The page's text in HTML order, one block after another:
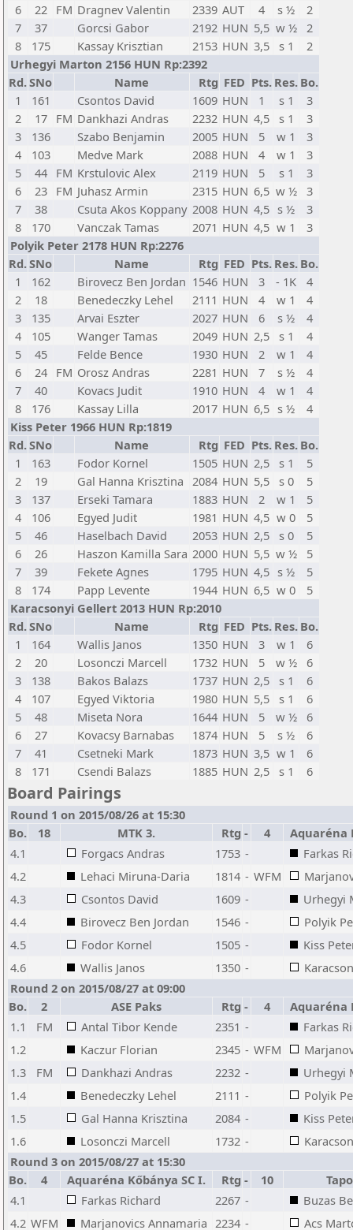
6
22 FM Dragnev Valentin 2339 AUT 4 s ½
2
7
37 Gorcsi Gabor 2192 HUN 5,5 w ½ 2
8
175 Kassay Krisztian 2153 HUN 3,5 s 1
2
Urhegyi Marton 2156 HUN Rp:2392
Rd.SNo Name Rtg FED Pts. Res. Bo.
1
161 Csontos David 1609 HUN 1 s 1
3
2
17 FM Dankhazi Andras 2232 HUN 4,5 s 1
3
3
136 Szabo Benjamin 2005 HUN 5 w 1
3
4
103 Medve Mark 2088 HUN 4 w 1
3
5
44 FM Krstulovic Alex 2119 HUN 5 s 1
3
6
23 FM Juhasz Armin 2315 HUN 6,5 w ½ 3
7
38 Csuta Akos Koppany 2008 HUN 4,5 s ½
3
8
170 Vanczak Tamas 2071 HUN 4,5 w 1
3
Polyik Peter 2178 HUN Rp:2276
Rd.SNo Name Rtg FED Pts. Res. Bo.
1
162 Birovecz Ben Jordan 1546 HUN 3 - 1K
4
2
18 Benedeczky Lehel 2111 HUN 4 w 1
4
3
135 Arvai Eszter 2027 HUN 6 s ½
4
4
105 Wanger Tamas 2049 HUN 2,5 s 1
4
5
45 Felde Bence 1930 HUN 2 w 1
4
6
24 FM Orosz Andras 2281 HUN 7 s ½
4
7
40 Kovacs Judit 1910 HUN 4 w 1
4
8
176 Kassay Lilla 2017 HUN 6,5 s ½
4
Kiss Peter 1966 HUN Rp:1819
Rd.SNo Name Rtg FED Pts. Res. Bo.
1
163 Fodor Kornel 1505 HUN 2,5 s 1
5
2
19 Gal Hanna Krisztina 2084 HUN 5,5 s 0
5
3
137 Erseki Tamara 1883 HUN 2 w 1
5
4
106 Egyed Judit 1981 HUN 4,5 w 0
5
5
46 Haselbach David 2053 HUN 2,5 s 0
5
6
26 Haszon Kamilla Sara 2000 HUN 5,5 w ½
5
7
39 Fekete Agnes 1795 HUN 4,5 s ½
5
8
174 Papp Levente 1944 HUN 6,5 w 0
5
Karacsonyi Gellert 2013 HUN Rp:2010
Rd.SNo Name Rtg FED Pts. Res. Bo.
1
164 Wallis Janos 1350 HUN 3 w 1
6
2
20 Losonczi Marcell 1732 HUN 5 w ½ 6
3
138 Bakos Balazs 1737 HUN 2,5 s 1
6
4
107 Egyed Viktoria 1980 HUN 5,5 s 1
6
5
48 Miseta Nora 1644 HUN 5 w ½
6
6
27 Kovacsy Barnabas 1874 HUN 5 s ½
6
7
41 Csetneki Mark 1873 HUN 3,5 w 1
6
8
171 Csendi Balazs 1885 HUN 2,5 s 1 6
Board Pairings
Round 1 on 2015/08/26 at 15:30
Bo.
18 MTK 3. Rtg - 4
Aquaréna
4.1
Forgacs Andras 1753 -
Farkas
4.2
Lehaci Miruna-Daria 1814 - WFM
4.3
Csontos David 1609 -
Urhegyi
4.4
Birovecz Ben Jordan 1546 -
Polyik
4.5
Fodor Kornel 1505 -
Kiss
4.6
Wallis Janos 1350 -
Round 2 on 2015/08/27 at 09:00
Bo.
2 ASE Paks Rtg - 4
Aquaréna
1.1
FM Antal Tibor Kende 2351 -
Farkas
1.2
Kaczur Florian 2345 - WFM
1.3
FM Dankhazi Andras 2232 -
Urhegyi
1.4
Benedeczky Lehel 2111 -
Polyik
1.5
Gal Hanna Krisztina 2084 -
Kiss
1.6
Losonczi Marcell 1732 -
Round 3 on 2015/08/27 at 15:30
Bo.
4 Aquaréna Kőbánya SC I. Rtg - 10
4.1
Farkas Richard 2267 -
Buzas
4.2 WFM Marjanovics Annamaria 2234 - Acs